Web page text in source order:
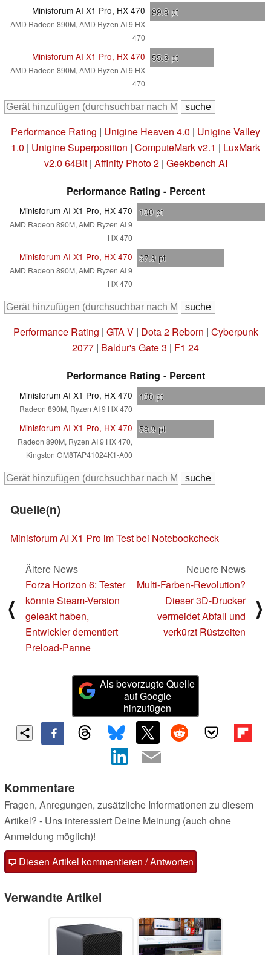
Minisforum AI X1 Pro, HX 470
AMD Radeon 890M, AMD Ryzen AI 9 HX
470
99.9 pt
Minisforum AI X1 Pro, HX 470
AMD Radeon 890M, AMD Ryzen AI 9 HX
470
55.3 pt
Performance Rating | Unigine Heaven 4.0 | Unigine Valley
1.0 | Unigine Superposition | ComputeMark v2.1 | LuxMark
v2.0 64Bit| Affinity Photo 2| Geekbench AI
Performance Rating - Percent
Minisforum AI X1 Pro, HX 470
AMD Radeon 890M, AMD Ryzen AI 9
HX 470
100 pt
Minisforum AI X1 Pro, HX 470
AMD Radeon 890M, AMD Ryzen AI 9
HX 470
67.9 pt
Performance Rating | GTA V| Dota 2 Reborn | Cyberpunk
2077 | Baldur's Gate 3 | F1 24
Performance Rating - Percent
Minisforum AI X1 Pro, HX 470
Radeon 890M, Ryzen AI 9 HX 470
100 pt
Minisforum AI X1 Pro, HX 470
Radeon 890M, Ryzen AI 9 HX 470,
Kingston OM8TAP41024K1-A00
59.8 pt
Quelle(n)
Minisforum AI X1 Pro im Test bei Notebookcheck
⟨
Ältere News
Forza Horizon 6: Tester
könnte Steam-Version
geleakt haben,
Entwickler dementiert
Preload-Panne
Neuere News
Multi-Farben-Revolution?
Dieser 3D-Drucker
vermeidet Abfall und
verkürzt Rüstzeiten
⟩
Als bevorzugte Quelle
auf Google
hinzufügen
Kommentare
Fragen, Anregungen, zusätzliche Informationen zu diesem
Artikel? - Uns interessiert Deine Meinung (auch ohne
Anmeldung möglich)!
Diesen Artikel kommentieren / Antworten
Verwandte Artikel